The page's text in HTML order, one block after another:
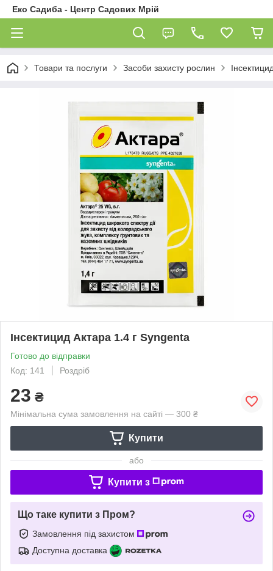
Еко Садиба - Центр Садових Мрій
Товари та послуги Засоби захисту рослин
Інсектицид Актара 1.4 г Syngenta
Готово до відправки
Код: 141
Роздріб
23 ₴
Мінімальна сума замовлення на сайті — 300 ₴
Купити
або
Купити з
Що таке купити з Пром?
Замовлення під захистом
Доступна доставка